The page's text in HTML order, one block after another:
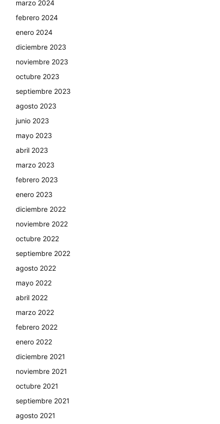
marzo 2024
febrero 2024
enero 2024
diciembre 2023
noviembre 2023
octubre 2023
septiembre 2023
agosto 2023
junio 2023
mayo 2023
abril 2023
marzo 2023
febrero 2023
enero 2023
diciembre 2022
noviembre 2022
octubre 2022
septiembre 2022
agosto 2022
mayo 2022
abril 2022
marzo 2022
febrero 2022
enero 2022
diciembre 2021
noviembre 2021
octubre 2021
septiembre 2021
agosto 2021